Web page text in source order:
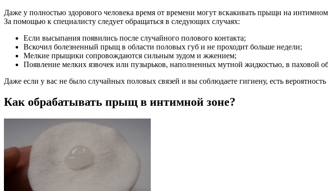
Даже у полностью здорового человека время от времени могут вскакивать прыщи на
За помощью к специалисту следует обращаться в следующих случаях:
Если высыпания появились после случайного полового контакта;
Вскочил болезненный прыщ в области половых губ и не проходит больше недели;
Мелкие прыщики сопровождаются сильным зудом и жжением;
Появление мелких язвочек или пузырьков, наполненных мутной жидкостью, в паховой
Даже если у вас не было случайных половых связей и вы соблюдаете гигиену, есть
Как обрабатывать прыщ в интимной зоне?